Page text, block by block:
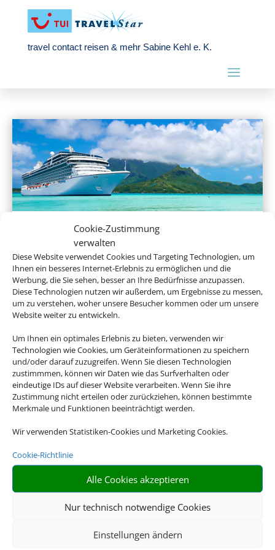
Cookie-Zustimmung
verwalten
Diese Website verwendet Cookies und Targeting Technologien, um
Ihnen ein besseres Internet-Erlebnis zu ermöglichen und die
Werbung, die Sie sehen, besser an Ihre Bedürfnisse anzupassen.
Diese Technologien nutzen wir außerdem, um Ergebnisse zu messen,
um zu verstehen, woher unsere Besucher kommen oder um unsere
Website weiter zu entwickeln.
Um Ihnen ein optimales Erlebnis zu bieten, verwenden wir
Technologien wie Cookies, um Geräteinformationen zu speichern
und/oder darauf zuzugreifen. Wenn Sie diesen Technologien
zustimmmen, können wir Daten wie das Surfverhalten oder
eindeutige IDs auf dieser Website verarbeiten. Wenn Sie ihre
Zustimmung nicht erteilen oder zurückziehen, können bestimmte
Merkmale und Funktionen beeinträchtigt werden.
Wir verwenden Statistiken-Cookies und Marketing Cookies.
Cookie-Richtlinie
Alle Cookies akzeptieren
Nur technisch notwendige Cookies
Einstellungen ändern
travel contact reisen & mehr Sabine Kehl e. K.
Hochseekreuzfahrten
Flusskreuzfahrten
Empfehlungen für Ihre Reise